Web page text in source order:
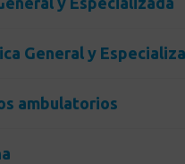
General y
ambulatorios